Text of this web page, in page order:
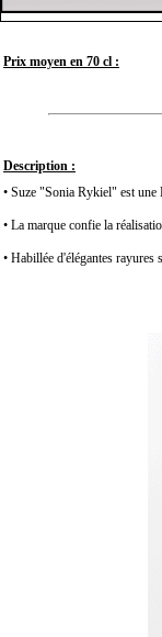
Prix moyen en 70 cl :
Description :
• Suze "Sonia Rykiel" est
• La marque confie la
• Habillée d'élégantes